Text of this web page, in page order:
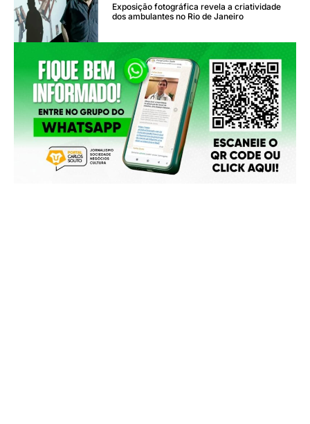
Exposição fotográfica revela a criatividade
dos ambulantes no Rio de Janeiro